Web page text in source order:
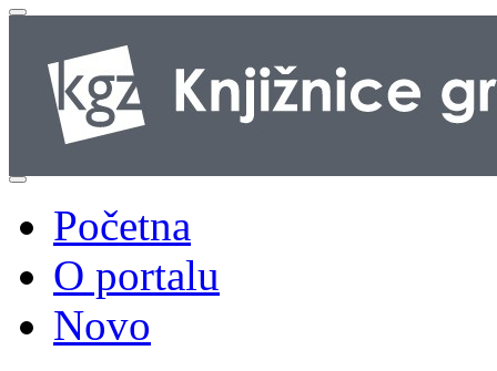
Početna
O portalu
Novo